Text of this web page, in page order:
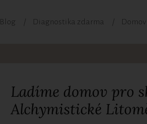
Blog Diagnostika zdarma
Ladíme domov pro
Alchymistické